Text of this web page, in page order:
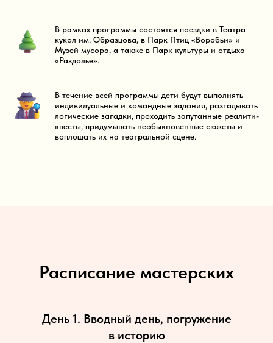
В рамках программы состоятся поездки в Театра
кукол им. Образцова, в Парк Птиц «Воробьи» и
Музей мусора, а также в Парк культуры и отдыха
«Раздолье».
В течение всей программы дети будут выполнять
индивидуальные и командные задания, разгадывать
логические загадки, проходить запутанные реалити-
квесты, придумывать необыкновенные сюжеты и
воплощать их на театральной сцене.
Расписание мастерских
День 1. Вводный день, погружение
в историю